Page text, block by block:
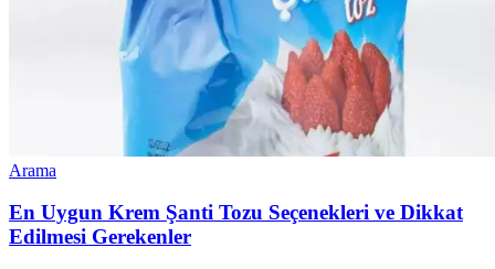
Arama
En Uygun Krem Şanti Tozu Seçenekleri ve Dikkat
Edilmesi Gerekenler